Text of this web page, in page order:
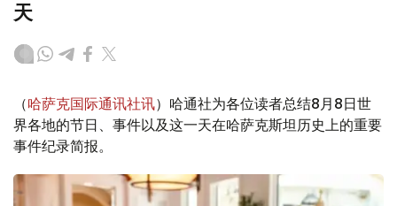
天
（哈萨克国际通讯社讯）哈通社为各位读者总结8月8日世
界各地的节日、事件以及这一天在哈萨克斯坦历史上的重要
事件纪录简报。